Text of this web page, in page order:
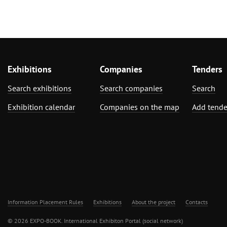
Exhibitions
Search exhibitions
Exhibition calendar
Companies
Search companies
Companies on the map
Tenders
Search
Add
Information Placement Rules Exhibitions About the project Contacts
© 2026 EXPO-BOOK. International Exhibiton Portal (social network)